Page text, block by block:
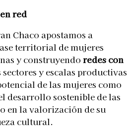
red
Chaco apostamos a
territorial de mujeres
y construyendo redes con
y escalas productivas
de las mujeres como
desarrollo sostenible de las
en la valorización de su
cultural.